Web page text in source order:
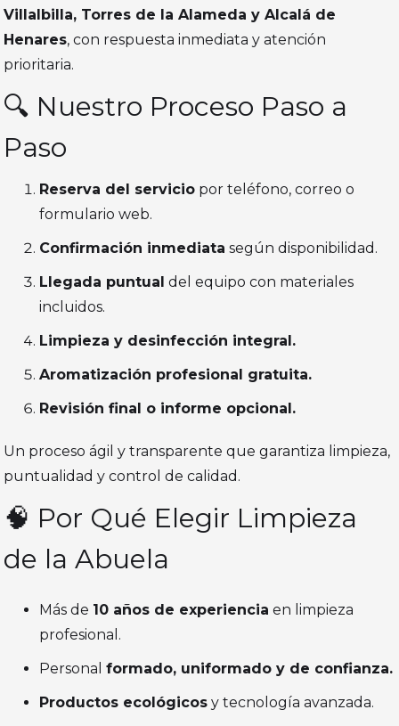
Villalbilla, Torres de la Alameda y Alcalá de
Henares, con respuesta inmediata y atención
prioritaria.
🔍 Nuestro Proceso Paso a
Paso
Reserva del servicio por teléfono, correo o
formulario web.
Confirmación inmediata según disponibilidad.
Llegada puntual del equipo con materiales
incluidos.
Limpieza y desinfección integral.
Aromatización profesional gratuita.
Revisión final o informe opcional.
Un proceso ágil y transparente que garantiza limpieza,
puntualidad y control de calidad.
🧠 Por Qué Elegir Limpieza
de la Abuela
Más de 10 años de experiencia en limpieza
profesional.
Personalformado, uniformado y de confianza.
Productos ecológicos y tecnología avanzada.